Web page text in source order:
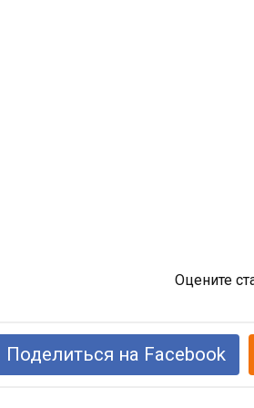
Оцените
Поделиться на Facebook